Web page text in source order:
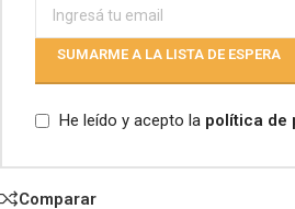
SUMARME A LA LISTA DE ESPERA
He leído y acepto la política de
Comparar